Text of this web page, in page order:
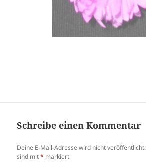
Schreibe einen Kommentar
Deine E-Mail-Adresse wird nicht veröffentlicht.
sind mit* markiert